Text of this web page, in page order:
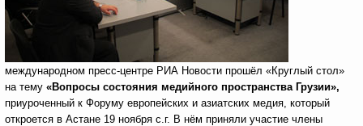
международном пресс-центре РИА Новости прошёл «Круглый стол»
на тему «Вопросы состояния медийного пространства Грузии»,
приуроченный к Форуму европейских и азиатских медия, который
откроется в Астане 19 ноября с.г. В нём приняли участие члены